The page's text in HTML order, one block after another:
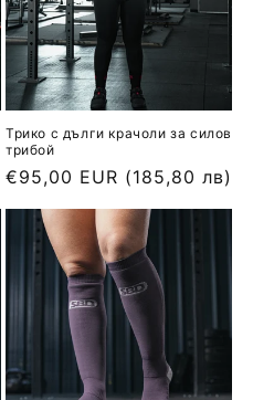
Трико с дълги крачоли за силов
трибой
Обичайна
цена
€95,00 EUR (185,80 лв)